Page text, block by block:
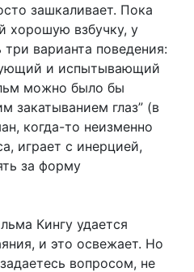
зашкаливает. Пока
хорошую взбучку, у
варианта поведения:
и испытывающий
можно было бы
закатыванием глаз” (в
когда-то неизменно
играет с инерцией,
за форму
Кингу удается
и это освежает. Но
вопросом, не